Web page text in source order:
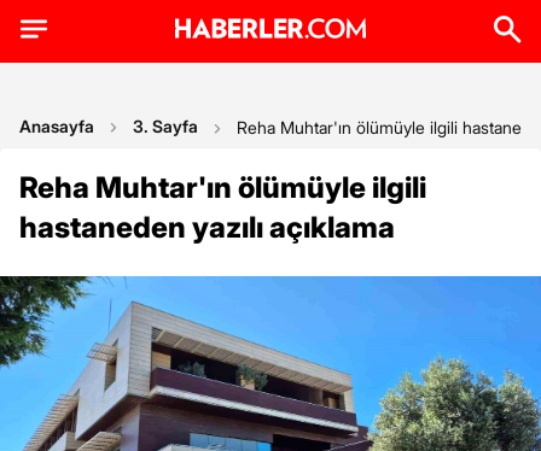
Anasayfa 3. Sayfa Reha Muhtar'ın ölümüyle ilgili
Reha Muhtar'ın ölümüyle ilgili
hastaneden yazılı açıklama